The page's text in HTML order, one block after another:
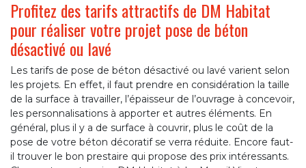
Profitez des tarifs attractifs de DM Habitat
pour réaliser votre projet pose de béton
désactivé ou lavé
Les tarifs de pose de béton désactivé ou lavé varient selon
les projets. En effet, il faut prendre en considération la taille
de la surface à travailler, l’épaisseur de l’ouvrage à concevoir,
les personnalisations à apporter et autres éléments. En
général, plus il y a de surface à couvrir, plus le coût de la
pose de votre béton décoratif se verra réduite. Encore faut-
il trouver le bon prestaire qui propose des prix intéressants.